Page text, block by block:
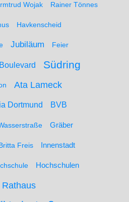
Wojak Rainer Tönnes
Havkenscheid
Jubiläum Feier
Boulevard Südring
Ata Lameck
Dortmund BVB
Gräber
Freis Innenstadt
Hochschulen
Rathaus